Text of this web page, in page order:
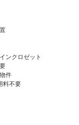
ンクロゼット
件
料不要